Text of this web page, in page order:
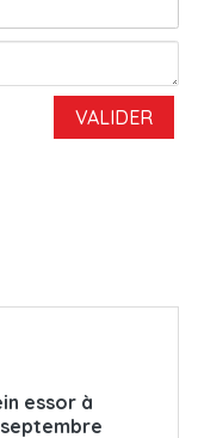
essor à